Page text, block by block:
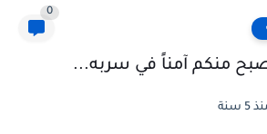
0
منكم آمناً في سربه...
5 سنة